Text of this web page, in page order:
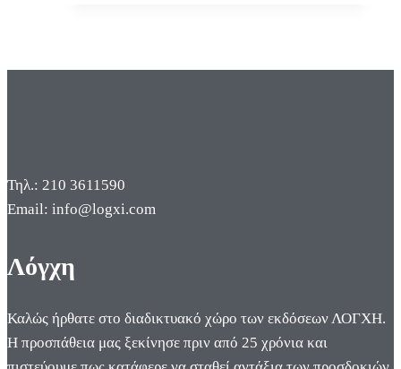
Τηλ.: 210 3611590
Email: info@logxi.com
Λόγχη
Καλώς ήρθατε στο διαδικτυακό χώρο των εκδόσεων ΛΟΓΧΗ.
Η προσπάθεια μας ξεκίνησε πριν από 25 χρόνια και